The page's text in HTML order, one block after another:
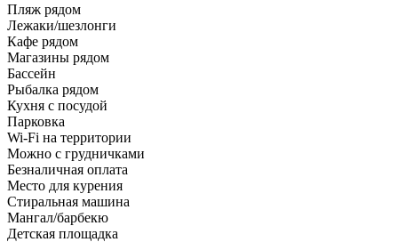
Пляж рядом
Лежаки/шезлонги
Кафе рядом
Магазины рядом
Бассейн
Рыбалка рядом
Кухня с посудой
Парковка
Wi-Fi на территории
Можно с грудничками
Безналичная оплата
Место для курения
Стиральная машина
Мангал/барбекю
Детская площадка